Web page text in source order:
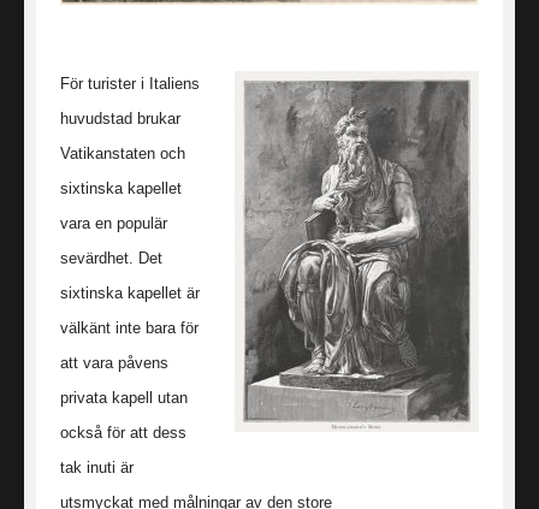
För turister i Italiens
huvudstad brukar
Vatikanstaten och
sixtinska kapellet
vara en populär
sevärdhet. Det
sixtinska kapellet är
välkänt inte bara för
att vara påvens
privata kapell utan
också för att dess
tak inuti är
utsmyckat med målningar av den store